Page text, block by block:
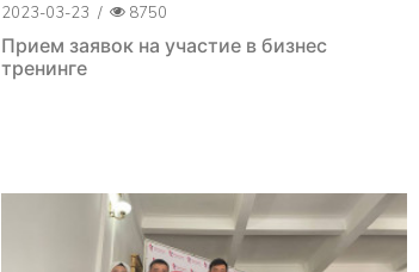
2023-03-23 / 8750
Прием заявок на участие в бизнес
тренинге